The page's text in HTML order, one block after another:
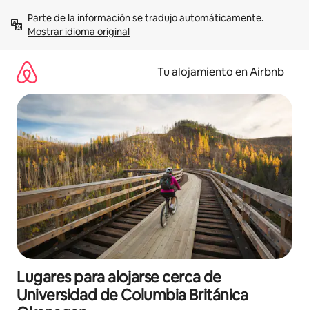
contenidoMostrar idioma original
Tu alojamiento en Airbnb
Lugares para alojarse cerca de
Universidad de Columbia Británica